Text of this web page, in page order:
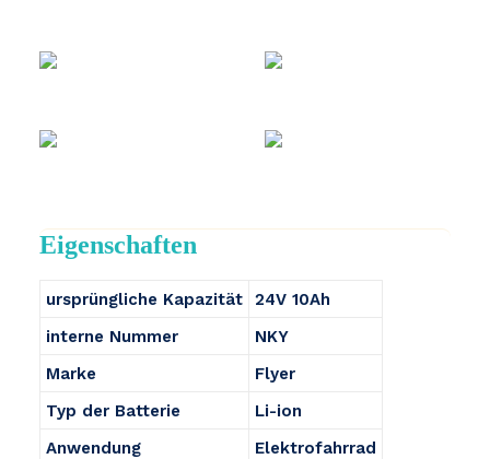
Eigenschaften
ursprüngliche Kapazität
24V 10Ah
interne Nummer
NKY
Marke
Flyer
Typ der Batterie
Li-ion
Anwendung
Elektrofahrrad